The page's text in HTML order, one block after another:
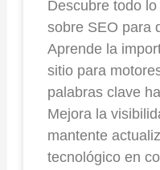
Descubre todo
sobre SEO para
Aprende la
sitio para
palabras clave
Mejora la
mantente
tecnológico en